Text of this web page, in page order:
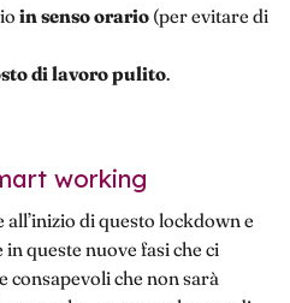
in senso orario (per evitare di
di lavoro pulito.
working
di questo lockdown e
queste nuove fasi che ci
consapevoli che non sarà